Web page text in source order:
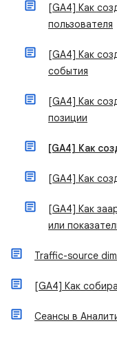
[GA4] Как
пользователя
[GA4] Как
события
[GA4] Как
позиции
[GA4] Как
[GA4] Как
[GA4] Как
или
Traffic-source
[GA4] Как
Сеансы в